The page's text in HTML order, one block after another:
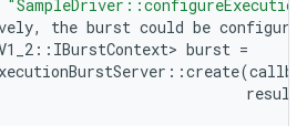
, the burst could be configured
:: IBurstContext> burst =
::create(